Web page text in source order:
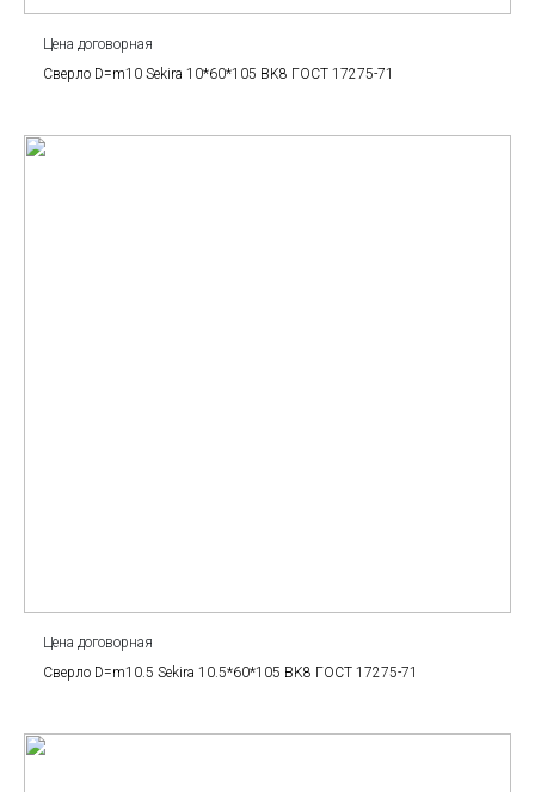
Цена договорная
Сверло D=m10 Sekira 10*60*105 BK8 ГОСТ 17275-71
Цена договорная
Сверло D=m10.5 Sekira 10.5*60*105 BK8 ГОСТ 17275-71